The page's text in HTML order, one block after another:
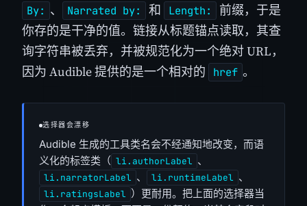
By: 、 Narrated by: 和 Length:
前缀，于是
你存的是干净的值。链接从标题锚点读取，其查
询字符串被丢弃，并被规范化为一个绝对 URL，
因为 Audible 提供的是一个相对的
href 。
选择器会漂移
Audible 生成的工具类名会不经通知地改变，而语
义化的标签类（ li.authorLabel 、
li.narratorLabel 、 li.runtimeLabel 、
li.ratingsLabel ）更耐用。把上面的选择器当